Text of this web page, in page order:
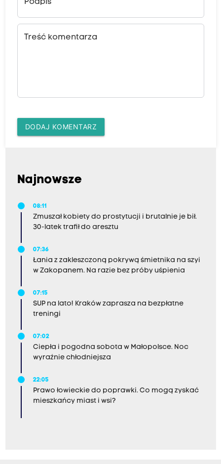
Podpis
Treść komentarza
DODAJ KOMENTARZ
Najnowsze
08:11
Zmuszał kobiety do prostytucji i brutalnie je bił.
30-latek trafił do aresztu
07:36
Łania z zakleszczoną pokrywą śmietnika na szyi
w Zakopanem. Na razie bez próby uśpienia
07:15
SUP na lato! Kraków zaprasza na bezpłatne
treningi
07:02
Ciepła i pogodna sobota w Małopolsce. Noc
wyraźnie chłodniejsza
22:05
Prawo łowieckie do poprawki. Co mogą zyskać
mieszkańcy miast i wsi?